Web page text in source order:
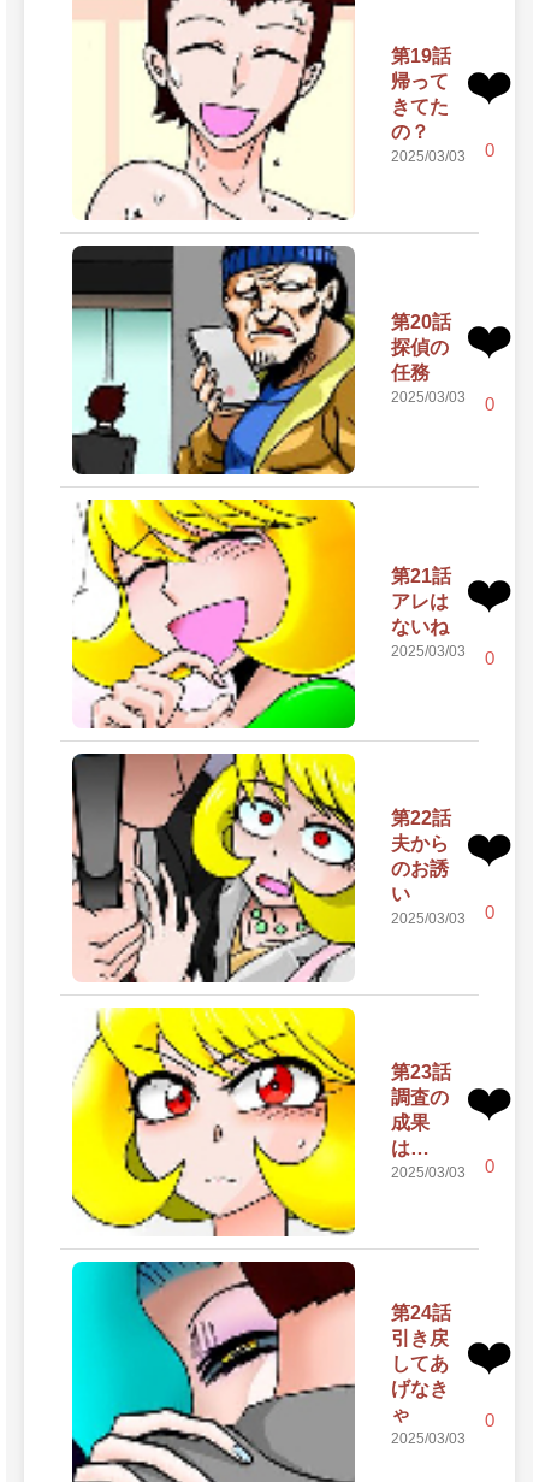
第19話
帰って
きてた
の？
2025/03/03
❤️
0
第20話
探偵の
任務
2025/03/03
❤️
0
第21話
アレは
ないね
2025/03/03
❤️
0
第22話
夫から
のお誘
い
2025/03/03
❤️
0
第23話
調査の
成果
は…
2025/03/03
❤️
0
第24話
引き戻
してあ
げなき
ゃ
2025/03/03
❤️
0